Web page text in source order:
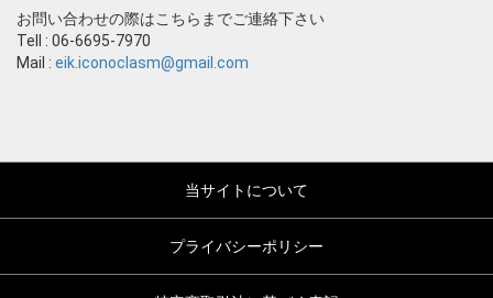
お問い合わせの際はこちらまでご連絡下さい
Tell : 06-6695-7970
Mail : eik.iconoclasm@gmail.com
当サイトについて
プライバシーポリシー